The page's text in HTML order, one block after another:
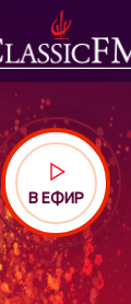
В ЕФИР